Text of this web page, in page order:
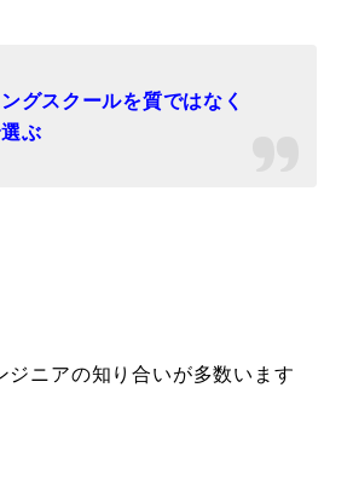
グスクールを質ではなく
ぶ
ジニアの知り合いが多数います